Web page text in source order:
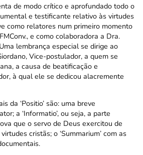
de modo crítico e aprofundado todo o
e testificante relativo às virtudes
como relatores num primeiro momento
e como colaboradora a Dra.
lembrança especial se dirige ao
Vice-postulador, a quem se
a causa de beatificação e
à qual ele se dedicou alacremente
da ‘Positio’ são: uma breve
a ‘Informatio’, ou seja, a parte
que o servo de Deus exercitou de
cristãs; o ‘Summarium’ com as